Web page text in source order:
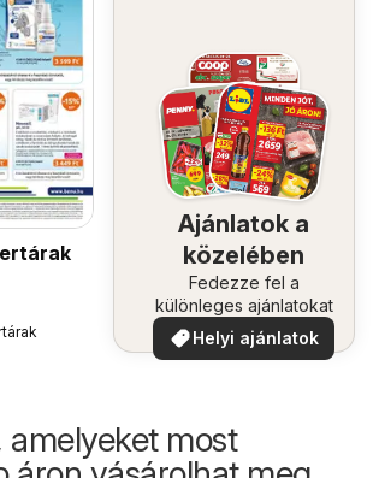
Ajánlatok a
közelében
Fedezze fel a
különleges ajánlatokat
Helyi ajánlatok
amelyeket most